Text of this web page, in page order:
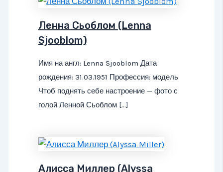
Ленна Сьоблом (Lenna
Sjooblom)
Имя на англ: Lenna Sjooblom Дата
рождения: 31.03.1951 Профессия: модель
Чтоб поднять себе настроение — фото с
голой Ленной Сьоблом […]
Алисса Миллер (Alyssa